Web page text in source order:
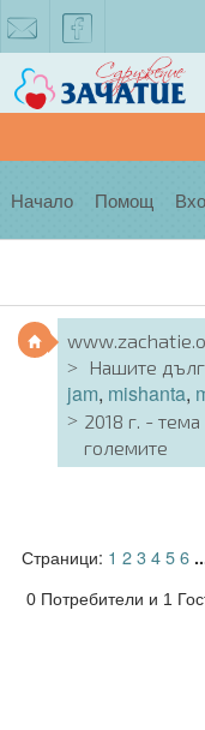
facebook
Начало Помощ
Нашите
jam, mishanta,
2018 г. -
големите
Страници: 1 23456
0 Потребители и 1